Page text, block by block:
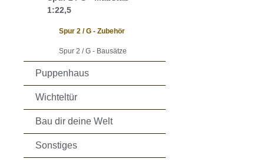
1:22,5
Spur 2 / G - Zubehör
Spur 2 / G - Bausätze
Puppenhaus
Wichteltür
Bau dir deine Welt
Sonstiges